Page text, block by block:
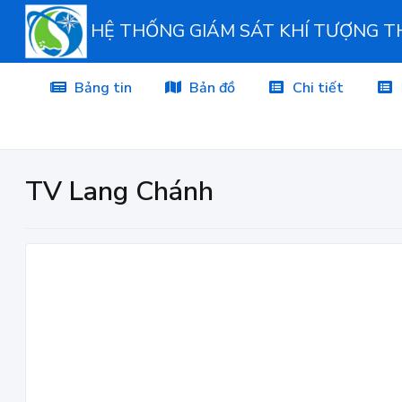
HỆ THỐNG GIÁM SÁT KHÍ TƯỢNG
Bảng tin Bản đồ Chi tiết
TV Lang Chánh